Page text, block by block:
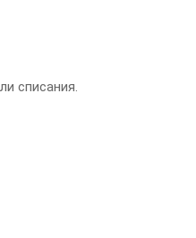
списания.